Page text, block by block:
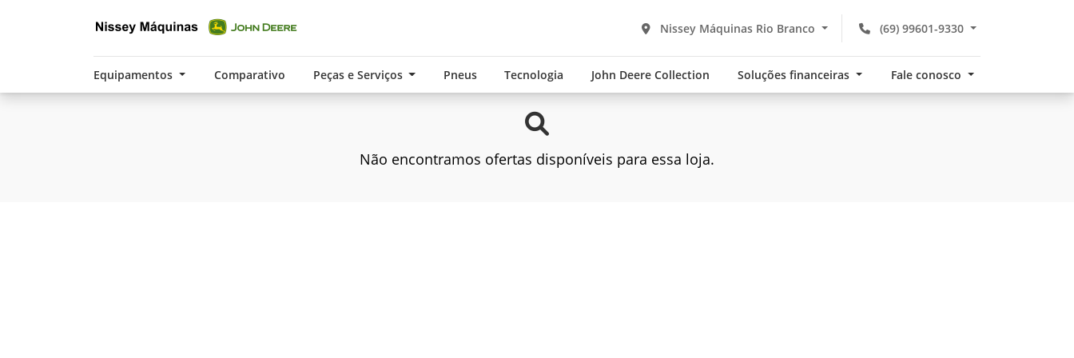
(69) 99601-9330
Nissey Máquinas Rio Branco
Equipamentos Comparativo Peças e Serviços Pneus Tecnologia John Deere Collection Soluções financeiras Fale conosco
Não encontramos ofertas disponíveis para essa loja.